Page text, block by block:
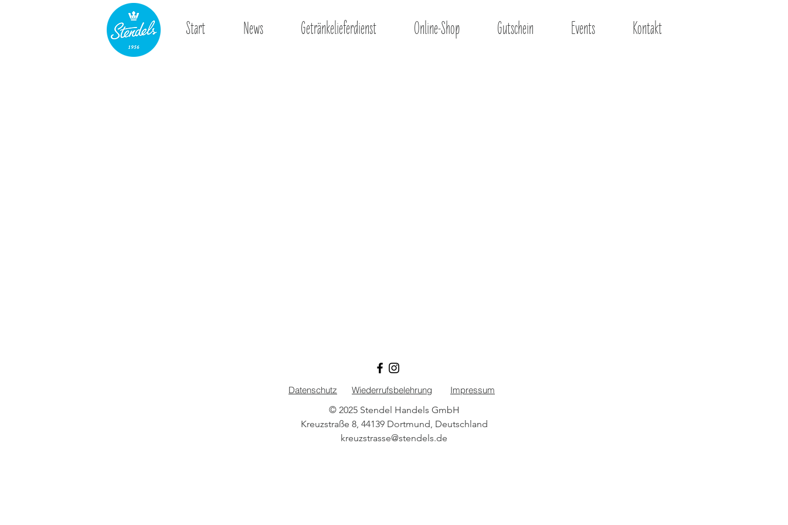
Start News Getränkelieferdienst Online-Shop Gutschein Events Kontakt
Datenschutz Wiederrufsbelehrung
Impressum
© 2025 Stendel Handels GmbH
Kreuzstraße 8, 44139 Dortmund, Deutschland
kreuzstrasse@stendels.de